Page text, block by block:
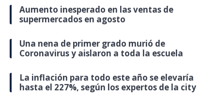
Aumento inesperado en las ventas de
supermercados en agosto
Una nena de primer grado murió de
Coronavirus y aislaron a toda la escuela
La inflación para todo este año se elevaría
hasta el 227%, según los expertos de la city